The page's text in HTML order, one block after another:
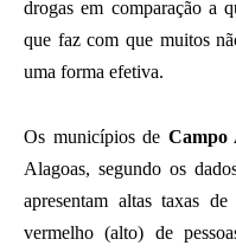
drogas em comparação a
que faz com que muitos
uma forma efetiva.
Os municípios de Campo
Alagoas, segundo os
apresentam altas taxas
vermelho (alto) de